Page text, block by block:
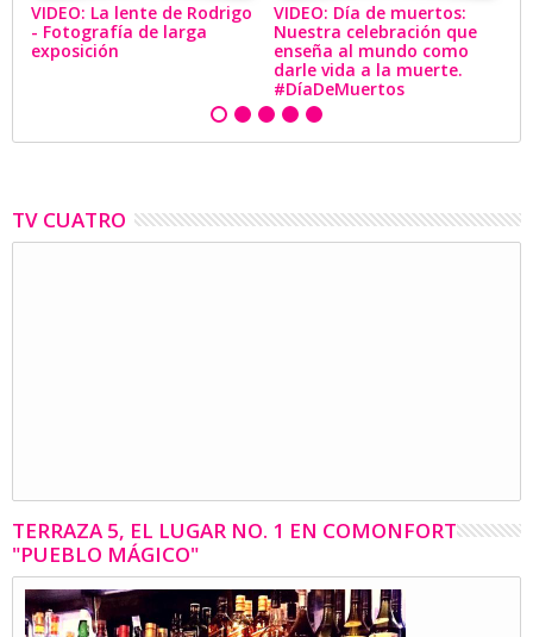
VIDEO: La lente de Rodrigo
- Fotografía de larga
exposición
VIDEO: Día de muertos:
Nuestra celebración que
enseña al mundo como
darle vida a la muerte.
#DíaDeMuertos
TV CUATRO
TERRAZA 5, EL LUGAR NO. 1 EN COMONFORT
"PUEBLO MÁGICO"